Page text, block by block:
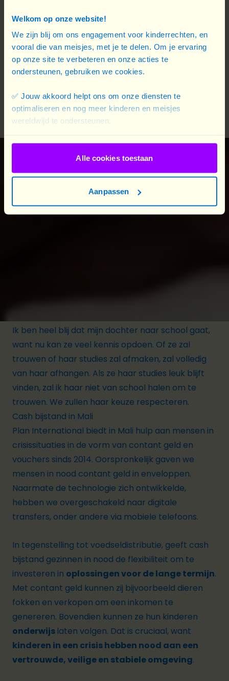
Welkom op onze website!
We zijn blij om ons engagement voor kinderrechten, en
vooral die van meisjes, met je te delen. Om je ervaring
op onze site te verbeteren en onze acties te
ondersteunen, gebruiken we cookies.
✅ Jouw akkoord helpt ons om onze diensten te
optimaliseren en nog meer kinderen en meisjes
wereldwijd te ondersteunen.
Alle cookies toestaan
Aanpassen
graangewas) kopen voor zijn gezin. Daarnaast kan
worden gebruikt:
Met contact geld kunnen we niet alleen voedsel
kopen, maar ook schapen en geiten fokken. Die
te voorzien. We kunnen winst maken met het geld
en zelfvoorzienend zijn.
Sanoussi gebruikt ook het geld om het onderwijs
van zijn kinderen te ondersteunen. Hij geeft hun
Ik ben heel blij dat mijn dochter naar school gaat,
want nu kan ze veel kennis opdoen. Of ze zal
trouwen of haar studies zal afmaken, zal volledig
van haar afhangen. Als ze haar studies leuk blijft
vinden, zal ik haar niet van school halen om te
trouwen. We zullen haar keuze respecteren.
Cash bijstand in Mali
Plan International biedt in Mali hulp aan mensen in
crisissituaties in de vorm van contant geld en
vouchers sinds 2014. Oorspronkelijk gaven we
mensen in nood contant geld in enveloppen.
Naarmate de technologie zich ontwikkelde,
hebben we overgeschakeld naar digitale
transfers, onder andere via mobiele telefoons.
In tegenstelling tot voedseldistributie, geeft cash
bijstand gezinnen in nood de flexibiliteit om te
investeren in oplossingen voor de lange termijn.
Met contant geld kunnen zij bijvoorbeeld dieren
fokken en verkopen om een inkomen te
genereren. Bovendien kunnen ze hun kinderen
onderwijs laten volgen. Dat is cruciaal, want
kinderen in een crisis hebben nood aan een
vertrouwde, veilige en stabiele omgeving.